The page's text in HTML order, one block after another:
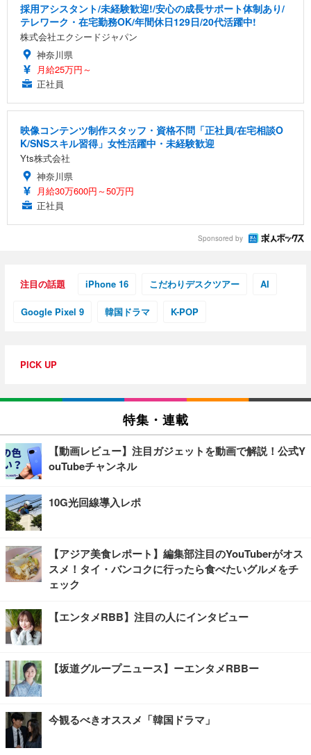
採用アシスタント/未経験歓迎!/安心の成長サポート体制あり/
テレワーク・在宅勤務OK/年間休日129日/20代活躍中!
株式会社エクシードジャパン
神奈川県
月給25万円～
正社員
映像コンテンツ制作スタッフ・資格不問「正社員/在宅相談O
K/SNSスキル習得」女性活躍中・未経験歓迎
Yts株式会社
神奈川県
月給30万600円～50万円
正社員
Sponsored by
注目の話題 iPhone 16 こだわりデスクツアー AI
Google Pixel 9 韓国ドラマ K-POP
PICK UP
特集・連載
【動画レビュー】注目ガジェットを動画で解説！公式Y
ouTubeチャンネル
10G光回線導入レポ
【アジア美食レポート】編集部注目のYouTuberがオス
スメ！タイ・バンコクに行ったら食べたいグルメをチ
ェック
【エンタメRBB】注目の人にインタビュー
【坂道グループニュース】ーエンタメRBBー
今観るべきオススメ「韓国ドラマ」